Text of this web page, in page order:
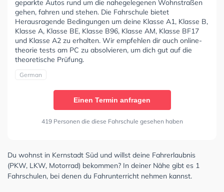
geparkte Autos rund um die nahegelegenen Wohnstraßen
gehen, fahren und stehen. Die Fahrschule bietet
Herausragende Bedingungen um deine Klasse A1, Klasse B,
Klasse A, Klasse BE, Klasse B96, Klasse AM, Klasse BF17
und Klasse A2 zu erhalten. Wir empfehlen dir auch online-
theorie tests am PC zu absolvieren, um dich gut auf die
theoretische Prüfung.
German
Einen Termin anfragen
419 Personen die diese Fahrschule gesehen haben
Du wohnst in Kernstadt Süd und willst deine Fahrerlaubnis
(PKW, LKW, Motorrad) bekommen? In deiner Nähe gibt es 1
Fahrschulen, bei denen du Fahrunterricht nehmen kannst.